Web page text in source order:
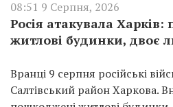
08:51 9 Серпня, 2026
Росія атакувала
житлові будинки, двоє
Вранці 9 серпня російські
Салтівський район Харкова.